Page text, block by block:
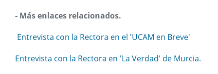
- Más enlaces relacionados.
Entrevista con la Rectora en el 'UCAM en Breve'
Entrevista con la Rectora en 'La Verdad' de Murcia.